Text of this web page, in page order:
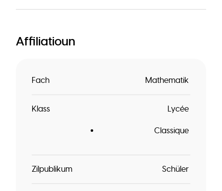
Affiliatioun
Fach Mathematik
Klass Lycée
Classique
Zilpublikum Schüler